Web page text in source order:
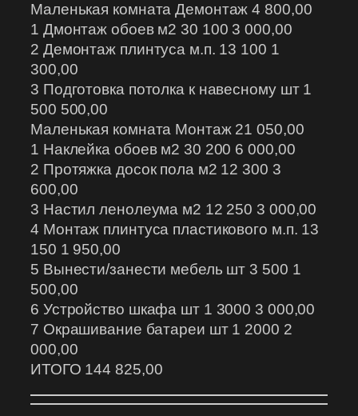
Маленькая комната Демонтаж 4 800,00
1 Дмонтаж обоев м2 30 100 3 000,00
2 Демонтаж плинтуса м.п. 13 100 1
300,00
3 Подготовка потолка к навесному шт 1
500 500,00
Маленькая комната Монтаж 21 050,00
1 Наклейка обоев м2 30 200 6 000,00
2 Протяжка досок пола м2 12 300 3
600,00
3 Настил ленолеума м2 12 250 3 000,00
4 Монтаж плинтуса пластикового м.п. 13
150 1 950,00
5 Вынести/занести мебель шт 3 500 1
500,00
6 Устройство шкафа шт 1 3000 3 000,00
7 Окрашивание батареи шт 1 2000 2
000,00
ИТОГО 144 825,00